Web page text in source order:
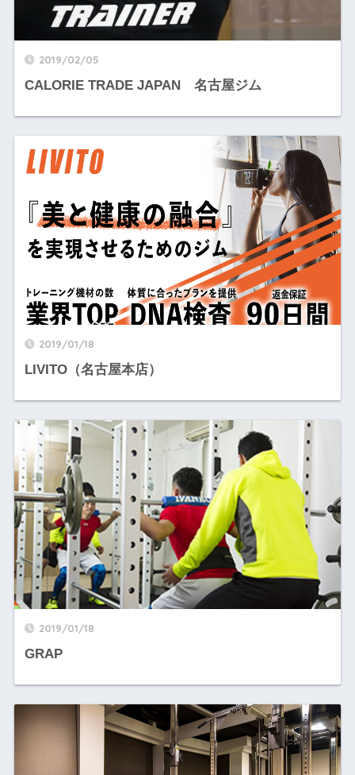
2019/02/05
CALORIE TRADE JAPAN 名古屋ジム
2019/01/18
LIVITO（名古屋本店）
2019/01/18
GRAP